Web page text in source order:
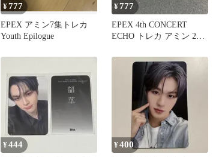
¥777
EPEX アミン7集トレカ
Youth Epilogue
¥777
EPEX 4th CONCERT
ECHO トレカ アミン 2枚
¥444 ¥400